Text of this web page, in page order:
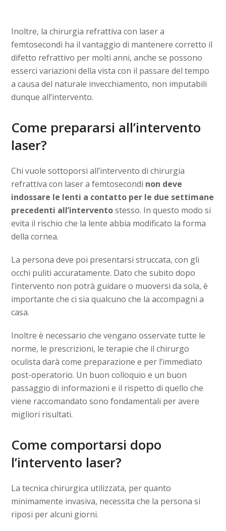
Inoltre, la chirurgia refrattiva con laser a
femtosecondi ha il vantaggio di mantenere corretto il
difetto refrattivo per molti anni, anche se possono
esserci variazioni della vista con il passare del tempo
a causa del naturale invecchiamento, non imputabili
dunque all’intervento.
Come prepararsi all’intervento
laser?
Chi vuole sottoporsi all’intervento di chirurgia
refrattiva con laser a femtosecondi non deve
indossare le lenti a contatto per le due settimane
precedenti all’interventostesso. In questo modo si
evita il rischio che la lente abbia modificato la forma
della cornea.
La persona deve poi presentarsi struccata, con gli
occhi puliti accuratamente. Dato che subito dopo
l’intervento non potrà guidare o muoversi da sola, è
importante che ci sia qualcuno che la accompagni a
casa.
Inoltre è necessario che vengano osservate tutte le
norme, le prescrizioni, le terapie che il chirurgo
oculista darà come preparazione e per l’immediato
post-operatorio. Un buon colloquio e un buon
passaggio di informazioni e il rispetto di quello che
viene raccomandato sono fondamentali per avere
migliori risultati.
Come comportarsi dopo
l’intervento laser?
La tecnica chirurgica utilizzata, per quanto
minimamente invasiva, necessita che la persona si
riposi per alcuni giorni.